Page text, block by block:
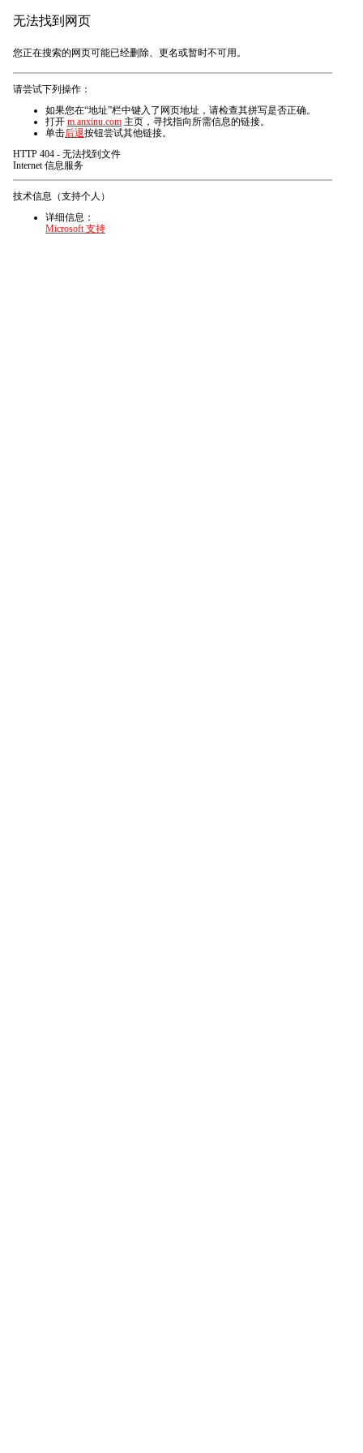
无法找到网页
您正在搜索的网页可能已经删除、更名或暂时不可用。
请尝试下列操作：
如果您在“地址”栏中键入了网页地址，请检查其拼写是否正确。
打开 m.anxinu.com 主页，寻找指向所需信息的链接。
单击后退按钮尝试其他链接。
HTTP 404 - 无法找到文件
Internet 信息服务
技术信息（支持个人）
详细信息：
Microsoft 支持